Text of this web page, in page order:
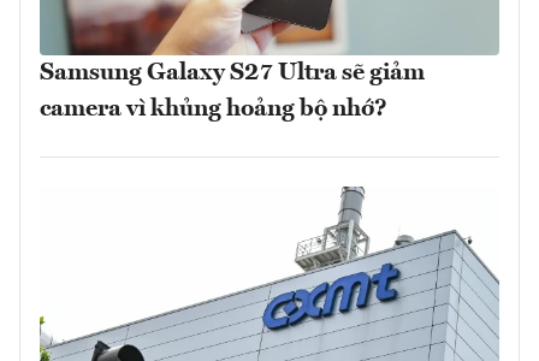
Samsung Galaxy S27 Ultra sẽ giảm
camera vì khủng hoảng bộ nhớ?